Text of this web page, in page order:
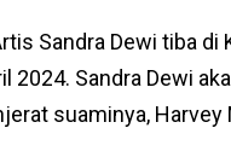
Sandra Dewi tiba
2024. Sandra Dewi
suaminya, Harvey